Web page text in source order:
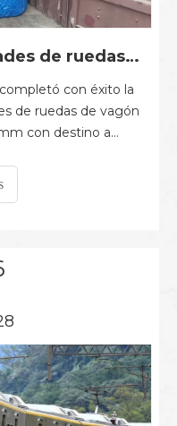
MTJ envió 2.592 unidades de ruedas de vagón de mercancías de 1.000 mm a Mauritania
con éxito la
de ruedas de vagón
con destino a
de acuerdo con las
Desde el control de